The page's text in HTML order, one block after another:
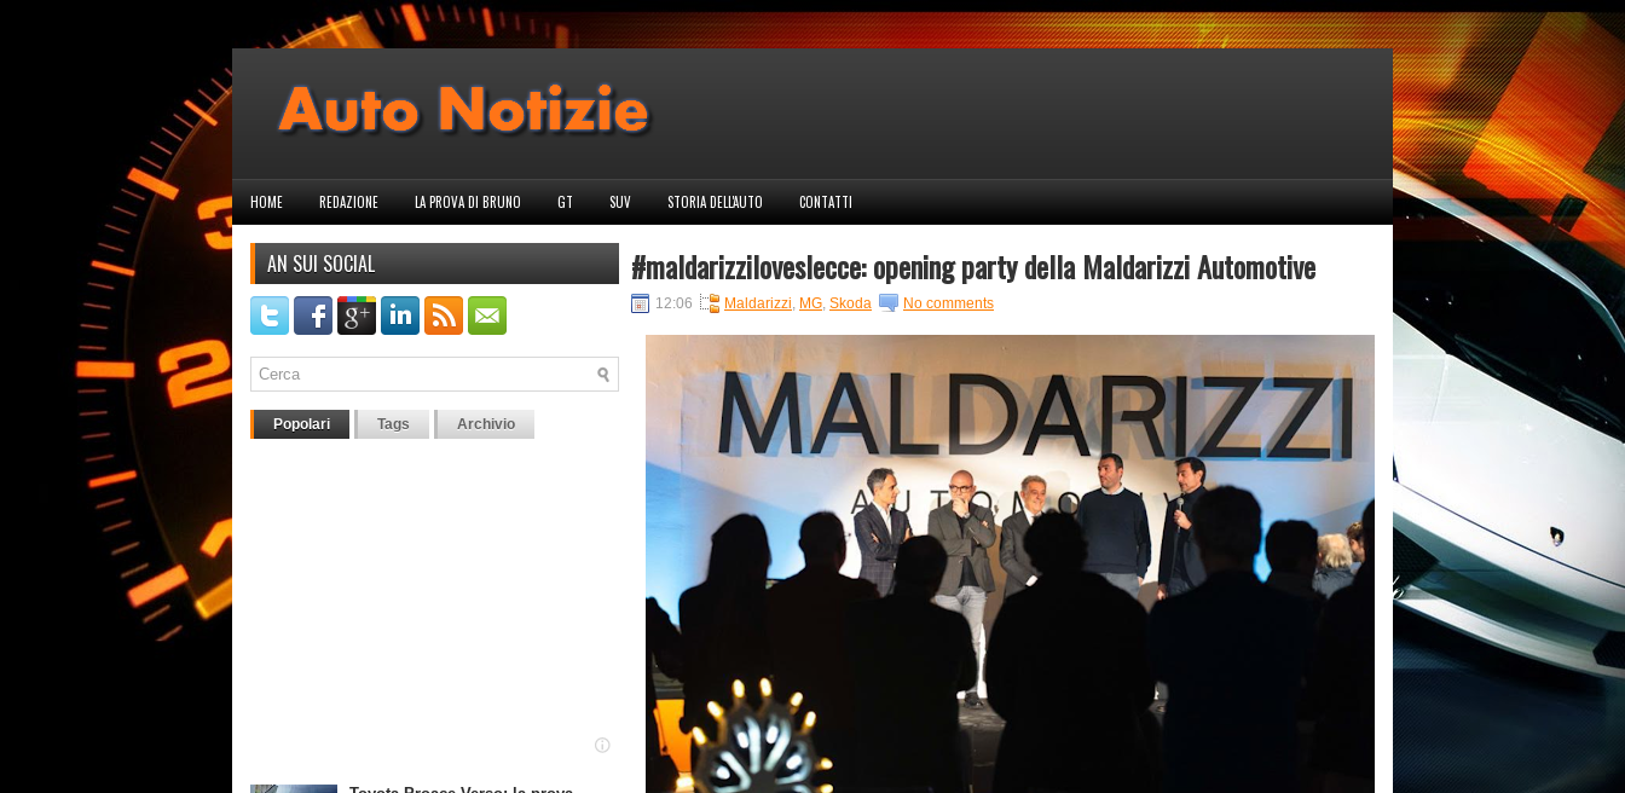
HOME REDAZIONE LA PROVA DI BRUNO GT SUV STORIA DELL'AUTO CONTATTI
AN SUI SOCIAL
Popolari Tags Archivio
#maldarizziloveslecce: opening party della Maldarizzi Automotive
12:06 Maldarizzi, MG, Skoda No comments